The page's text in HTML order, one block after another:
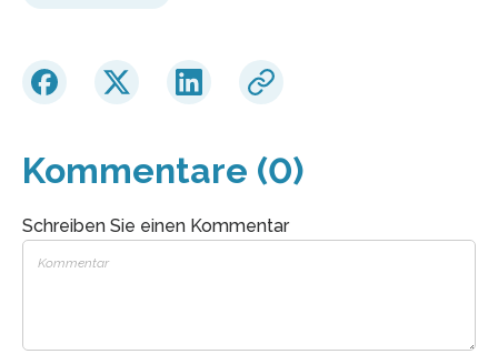
Kommentare (0)
Schreiben Sie einen Kommentar